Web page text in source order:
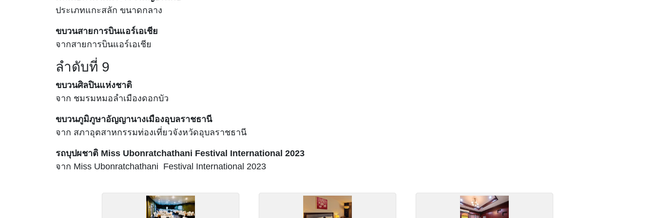
ประเภทแกะสลัก ขนาดกลาง
ขบวนสายการบินแอร์เอเชีย
จากสายการบินแอร์เอเชีย
ลำดับที่ 9
ขบวนศิลปินแห่งชาติ
จาก ชมรมหมอลำเมืองดอกบัว
ขบวนภูมิภูษาอัญญานางเมืองอุบลราชธานี
จาก สภาอุตสาหกรรมท่องเที่ยวจังหวัดอุบลราชธานี
รถบุปผชาติ Miss Ubonratchathani Festival International 2023
จาก Miss Ubonratchathani Festival International 2023